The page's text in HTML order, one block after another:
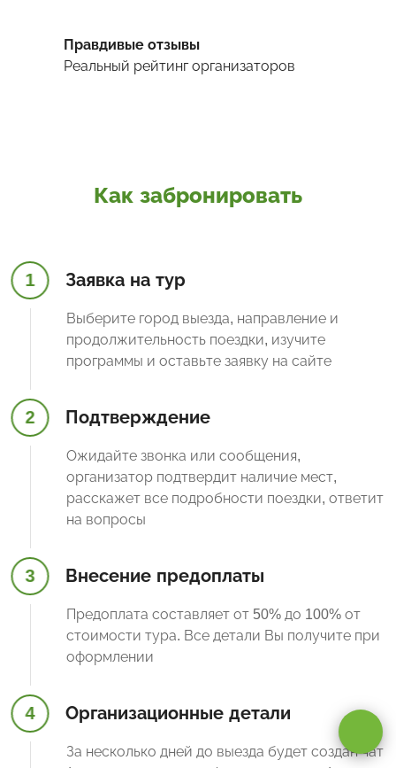
Правдивые отзывы
Реальный рейтинг организаторов
Как забронировать
1 Заявка на тур
Выберите город выезда, направление и
продолжительность поездки, изучите
программы и оставьте заявку на сайте
2 Подтверждение
Ожидайте звонка или сообщения,
организатор подтвердит наличие мест,
расскажет все подробности поездки, ответит
на вопросы
3 Внесение предоплаты
Предоплата составляет от 50% до 100% от
стоимости тура. Все детали Вы получите при
оформлении
4 Организационные детали
За несколько дней до выезда будет создан чат
Оставаясь на сайте, вы даете
Принимаю